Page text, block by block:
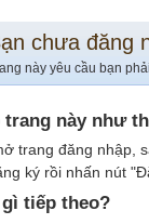
chưa đăng
này yêu cầu bạn
trang này như
trang đăng nhập,
ký rồi nhấn nút
tiếp theo?